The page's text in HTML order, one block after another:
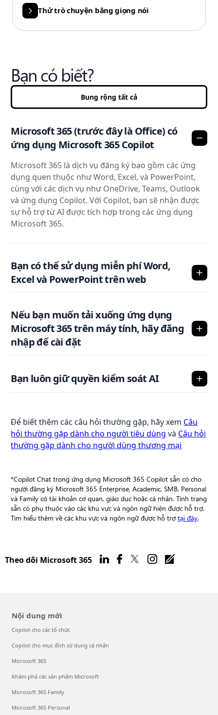
Thử trò chuyện bằng giọng nói
Bạn có biết?
Bung rộng tất cả
Microsoft 365 (trước đây là Office) có
ứng dụng Microsoft 365 Copilot
Microsoft 365 là dịch vụ đăng ký bao gồm các ứng
dụng quen thuộc như Word, Excel, và PowerPoint,
cùng với các dịch vụ như OneDrive, Teams, Outlook
và ứng dụng Copilot. Với Copilot, bạn sẽ nhận được
sự hỗ trợ từ AI được tích hợp trong các ứng dụng
Microsoft 365.
Bạn có thể sử dụng miễn phí Word,
Excel và PowerPoint trên web
Nếu bạn muốn tải xuống ứng dụng
Microsoft 365 trên máy tính, hãy đăng
nhập để cài đặt
Bạn luôn giữ quyền kiểm soát AI
Để biết thêm các câu hỏi thường gặp, hãy xem Câu
hỏi thường gặp dành cho người tiêu dùng và Câu hỏi
thường gặp dành cho người dùng thương mại
*Copilot Chat trong ứng dụng Microsoft 365 Copilot sẵn có cho
người đăng ký Microsoft 365 Enterprise, Academic, SMB, Personal
và Family có tài khoản cơ quan, giáo dục hoặc cá nhân. Tình trạng
sẵn có phụ thuộc vào các khu vực và ngôn ngữ hiện được hỗ trợ.
Tìm hiểu thêm về các khu vực và ngôn ngữ được hỗ trợtại đây.
Theo dõi Microsoft 365
Nội dung mới
Copilot cho các tổ chức
Copilot cho mục đích sử dụng cá nhân
Microsoft 365
Khám phá các sản phẩm Microsoft
Microsoft 365 Family
Microsoft 365 Personal